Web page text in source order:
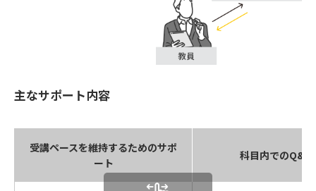
主なサポート内容
受講ペースを維持するためのサポ
ート
科目内でのQ&A